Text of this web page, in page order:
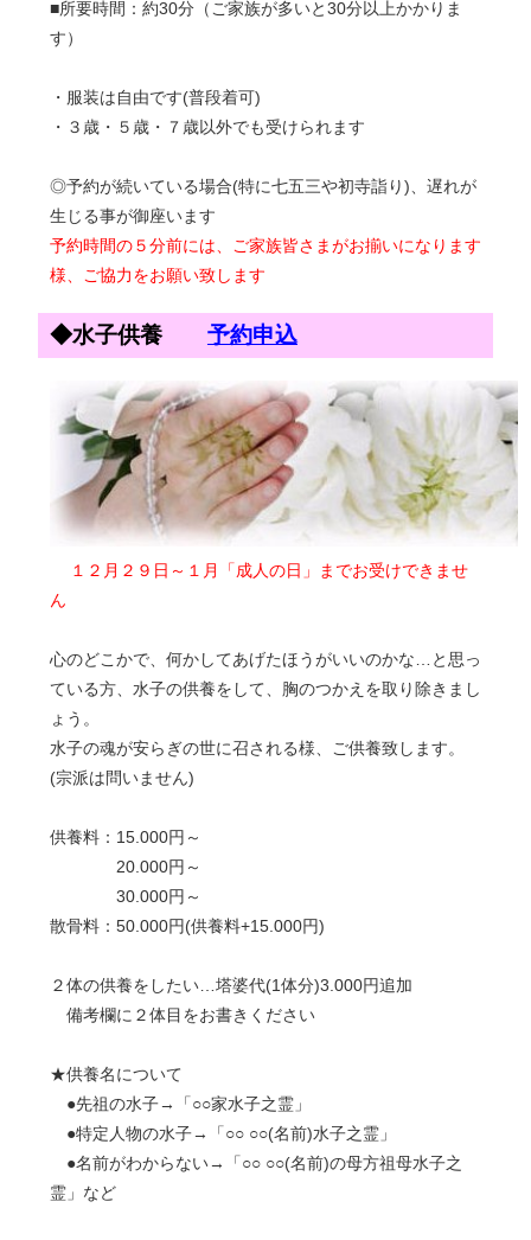
■所要時間：約30分（ご家族が多いと30分以上かかりま
す）
・服装は自由です(普段着可)
・３歳・５歳・７歳以外でも受けられます
◎予約が続いている場合(特に七五三や初寺詣り)、遅れが
生じる事が御座います
予約時間の５分前には、ご家族皆さまがお揃いになります
様、ご協力をお願い致します
◆水子供養 予約申込
１２月２９日～１月「成人の日」までお受けできませ
ん
心のどこかで、何かしてあげたほうがいいのかな…と思っ
ている方、水子の供養をして、胸のつかえを取り除きまし
ょう。
水子の魂が安らぎの世に召される様、ご供養致します。
(宗派は問いません)
供養料：15.000円～
20.000円～
30.000円～
散骨料：50.000円(供養料+15.000円)
２体の供養をしたい…塔婆代(1体分)3.000円追加
備考欄に２体目をお書きください
★供養名について
●先祖の水子→「○○家水子之霊」
●特定人物の水子→「○○ ○○(名前)水子之霊」
●名前がわからない→「○○ ○○(名前)の母方祖母水子之
霊」など